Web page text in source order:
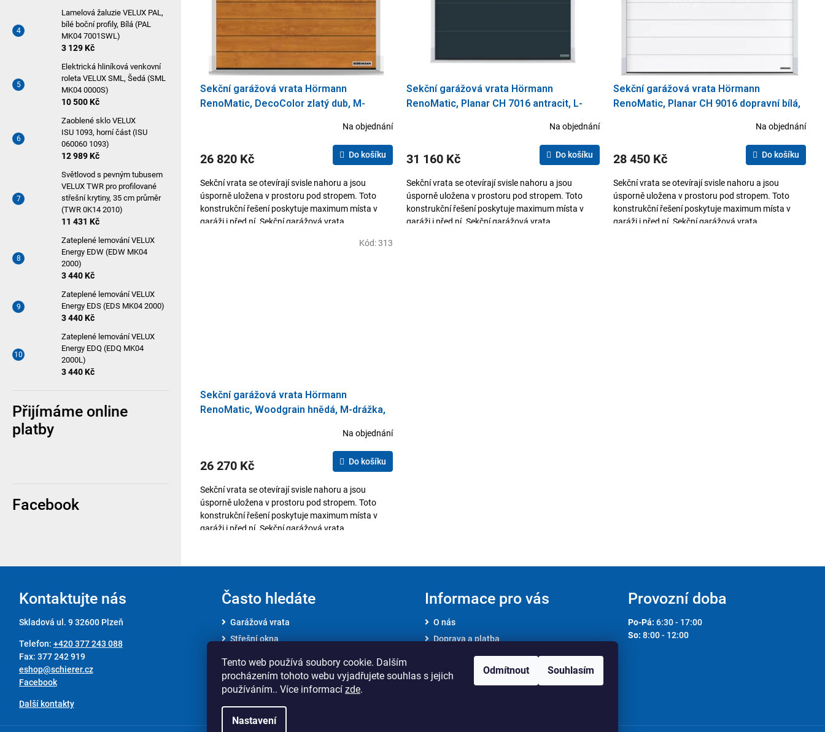
Tento web používá soubory cookie. Dalším
procházením tohoto webu vyjadřujete souhlas s jejich
používáním.. Více informací zde.
Nastavení
Odmítnout Souhlasím
Lamelová žaluzie VELUX PAL,
bílé boční profily, Bílá (PAL
MK04 7001SWL)
3 129 Kč
Elektrická hliníková venkovní
roleta VELUX SML, Šedá (SML
MK04 0000S)
10 500 Kč
Zaoblené sklo VELUX
ISU 1093, horní část (ISU
060060 1093)
12 989 Kč
Světlovod s pevným tubusem
VELUX TWR pro profilované
střešní krytiny, 35 cm průměr
(TWR 0K14 2010)
11 431 Kč
Zateplené lemování VELUX
Energy EDW (EDW MK04
2000)
3 440 Kč
Zateplené lemování VELUX
Energy EDS (EDS MK04 2000)
3 440 Kč
Zateplené lemování VELUX
Energy EDQ (EDQ MK04
2000L)
3 440 Kč
Přijímáme online
platby
Facebook
u
k
ů
d
ů
Sekční garážová vrata Hörmann
RenoMatic, DecoColor zlatý dub, M-
Na objednání
26 820 Kč Do košíku
Sekční vrata se otevírají svisle nahoru a jsou
úsporně uložena v prostoru pod stropem. Toto
konstrukční řešení poskytuje maximum místa v
garáži i před ní. Sekční garážová vrata,...
Sekční garážová vrata Hörmann
RenoMatic, Planar CH 7016 antracit, L-
Na objednání
31 160 Kč Do košíku
Sekční vrata se otevírají svisle nahoru a jsou
úsporně uložena v prostoru pod stropem. Toto
konstrukční řešení poskytuje maximum místa v
garáži i před ní. Sekční garážová vrata,...
Sekční garážová vrata Hörmann
RenoMatic, Planar CH 9016 dopravní bílá,
Na objednání
28 450 Kč Do košíku
Sekční vrata se otevírají svisle nahoru a jsou
úsporně uložena v prostoru pod stropem. Toto
konstrukční řešení poskytuje maximum místa v
garáži i před ní. Sekční garážová vrata,...
Sekční garážová vrata Hörmann
RenoMatic, Woodgrain hnědá, M-drážka,
Na objednání
26 270 Kč Do košíku
Sekční vrata se otevírají svisle nahoru a jsou
úsporně uložena v prostoru pod stropem. Toto
konstrukční řešení poskytuje maximum místa v
garáži i před ní. Sekční garážová vrata,...
Kód:313
l
á
a
c
í
Kontaktujte nás
Skladová ul. 9 32600 Plzeň
Telefon: +420 377 243 088
Fax: 377 242 919
eshop@schierer.cz
Facebook
Další kontakty
Často hledáte
Garážová vrata
Střešní okna
Výprodej
Informace pro vás
O nás
Doprava a platba
GDPR
Provozní doba
Po-Pá: 6:30 - 17:00
So: 8:00 - 12:00